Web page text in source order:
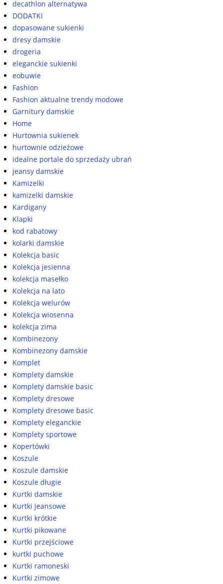
decathlon alternatywa
DODATKI
dopasowane sukienki
dresy damskie
drogeria
eleganckie sukienki
eobuwie
Fashion
Fashion aktualne trendy modowe
Garnitury damskie
Home
Hurtownia sukienek
hurtownie odzieżowe
idealne portale do sprzedaży ubrań
jeansy damskie
Kamizelki
kamizelki damskie
Kardigany
Klapki
kod rabatowy
kolarki damskie
Kolekcja basic
Kolekcja jesienna
kolekcja masełko
Kolekcja na lato
Kolekcja welurów
Kolekcja wiosenna
kolekcja zima
Kombinezony
Kombinezony damskie
Komplet
Komplety damskie
Komplety damskie basic
Komplety dresowe
Komplety dresowe basic
Komplety eleganckie
Komplety sportowe
Kopertówki
Koszule
Koszule damskie
Koszule długie
Kurtki damskie
Kurtki jeansowe
Kurtki krótkie
Kurtki pikowane
Kurtki przejściowe
kurtki puchowe
Kurtki ramoneski
Kurtki zimowe